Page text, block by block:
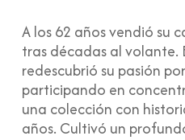
A los 62 años vendió su
tras décadas al volante.
redescubrió su pasión
participando en
una colección con
años. Cultivó un